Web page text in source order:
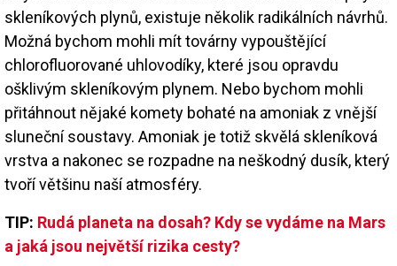
skleníkových plynů, existuje několik radikálních návrhů.
Možná bychom mohli mít továrny vypouštějící
chlorofluorované uhlovodíky, které jsou opravdu
ošklivým skleníkovým plynem. Nebo bychom mohli
přitáhnout nějaké komety bohaté na amoniak z vnější
sluneční soustavy. Amoniak je totiž skvělá skleníková
vrstva a nakonec se rozpadne na neškodný dusík, který
tvoří většinu naší atmosféry.
TIP: Rudá planeta na dosah? Kdy se vydáme na Mars
a jaká jsou největší rizika cesty?